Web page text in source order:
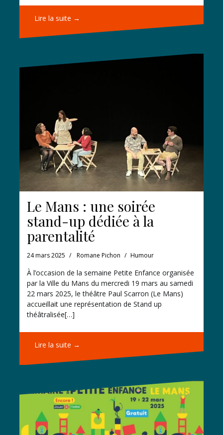
Lire la suite →
Le Mans : une soirée
stand-up dédiée à la
parentalité
24 mars 2025 Romane Pichon Humour
À l’occasion de la semaine Petite Enfance organisée
par la Ville du Mans du mercredi 19 mars au samedi
22 mars 2025, le théâtre Paul Scarron (Le Mans)
accueillait une représentation de Stand up
théâtralisée[…]
Lire la suite →